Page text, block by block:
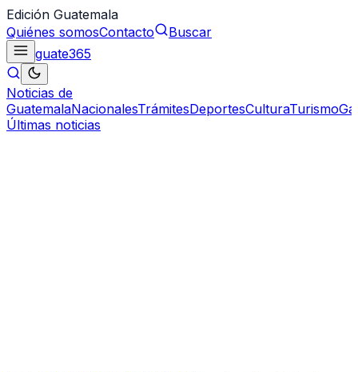
Edición Guatemala
Quiénes somosContacto
Buscar
guate365
Noticias de
GuatemalaNacionalesTrámitesDeportesCulturaTurismo
Últimas noticias